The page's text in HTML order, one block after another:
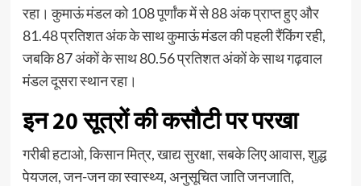
रहा। कुमाऊं मंडल को 108 पूर्णांक में से 88 अंक प्राप्त हुए और
81.48 प्रतिशत अंक के साथ कुमाऊं मंडल की पहली रैंकिंग रही,
जबकि 87 अंकों के साथ 80.56 प्रतिशत अंकों के साथ गढ़वाल
मंडल दूसरा स्थान रहा।
इन 20 सूत्रों की कसौटी पर परखा
गरीबी हटाओ, किसान मित्र, खाद्य सुरक्षा, सबके लिए आवास, शुद्ध
पेयजल, जन-जन का स्वास्थ्य, अनुसूचित जाति जनजाति,